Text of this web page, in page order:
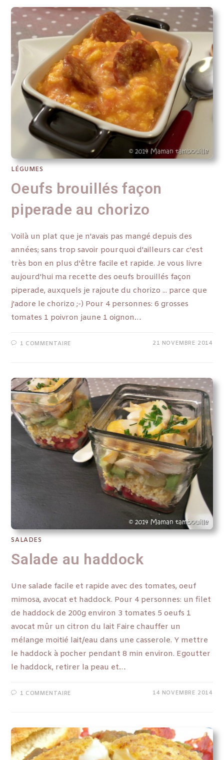
LÉGUMES
Oeufs brouillés façon
piperade au chorizo
Voilà un plat que je n'avais pas mangé depuis des
années; sans trop savoir pourquoi d'ailleurs car c'est
très bon en plus d'être facile et rapide. Je vous livre
aujourd'hui ma recette des oeufs brouillés façon
piperade, auxquels je rajoute du chorizo ... parce que
j'adore le chorizo ;-) Pour 4 personnes: 6 grosses
tomates 1 poivron jaune 1 oignon…
1 COMMENTAIRE 21 NOVEMBRE 2014
SALADES
Salade au haddock
Une salade facile et rapide avec des tomates, oeuf
mimosa, avocat et haddock. Pour 4 personnes: un filet
de haddock de 200g environ 3 tomates 5 oeufs 1
avocat mûr un citron du lait Faire chauffer un
mélange moitié lait/eau dans une casserole. Y mettre
le haddock à pocher pendant 8 min environ. Egoutter
le haddock, retirer la peau et…
1 COMMENTAIRE 14 NOVEMBRE 2014